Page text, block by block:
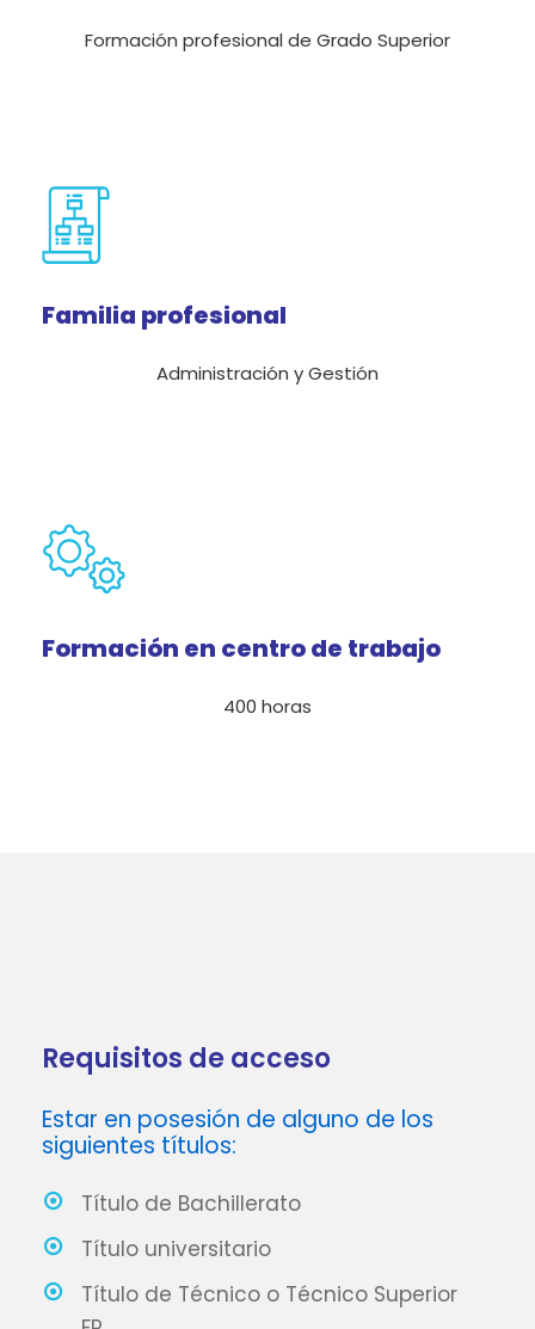
Formación profesional de Grado Superior
Familia profesional
Administración y Gestión
Formación en centro de trabajo
400 horas
Requisitos de acceso
Estar en posesión de alguno de los
siguientes títulos:
Título de Bachillerato
Título universitario
Título de Técnico o Técnico Superior